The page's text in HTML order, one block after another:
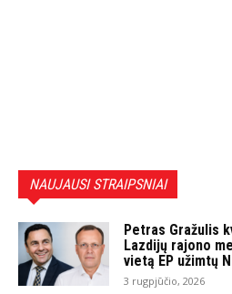
NAUJAUSI STRAIPSNIAI
Petras Gražulis
Lazdijų rajono
vietą EP užimtų
3 rugpjūčio, 2026